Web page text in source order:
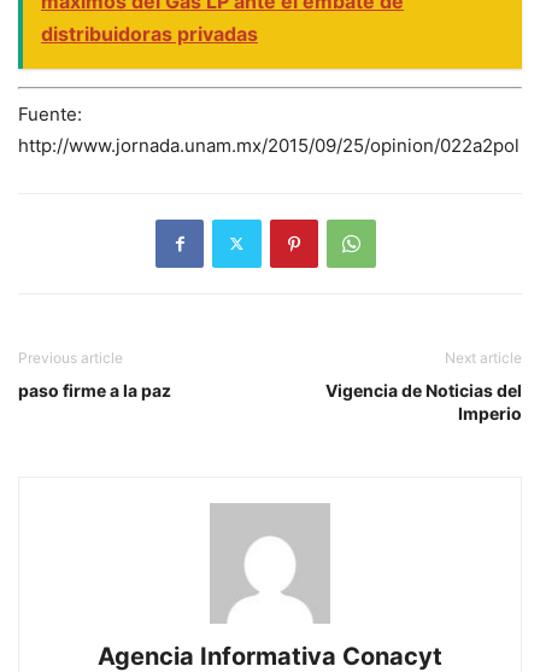
distribuidoras privadas
Fuente:
http://www.jornada.unam.mx/2015/09/25/opinion/022a2pol
Previous article
paso firme a la paz
Next article
Vigencia de Noticias del
Imperio
Agencia Informativa Conacyt